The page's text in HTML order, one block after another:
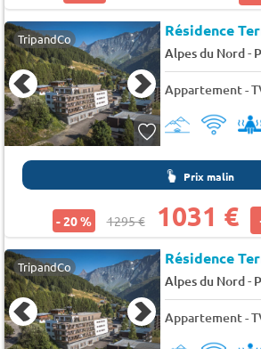
TripandCo Résidence
Alpes du Nord-
Prix malin
- 20 % 1295 € 1031 €
TripandCo Résidence
Alpes du Nord-